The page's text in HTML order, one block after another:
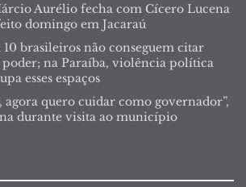
Aurélio fecha com Cícero Lucena
domingo em Jacaraú
10 brasileiros não conseguem citar
na Paraíba, violência política
esses espaços
agora quero cuidar como governador”,
durante visita ao município